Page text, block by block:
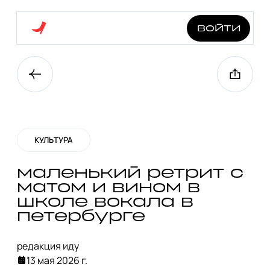
войти
КУЛЬТУРА
маленький ретрит с
матом и вином в
школе вокала в
петербурге
редакция иду
13 мая 2026 г.